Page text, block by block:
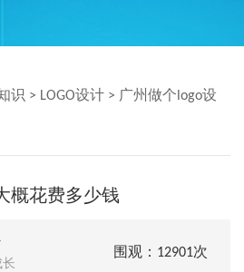
识 > LOGO设计 > 广州做个logo设
概花费多少钱
围观：12901次